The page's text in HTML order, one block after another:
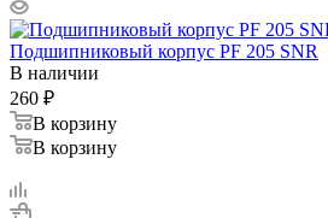
Подшипниковый корпус PF 205 SNR
В наличии
260 ₽
В корзину
В корзину